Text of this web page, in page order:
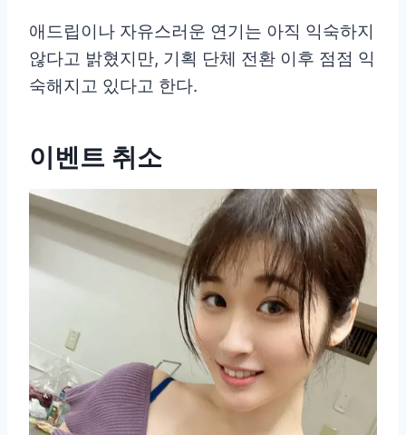
애드립이나 자유스러운 연기는 아직 익숙하지
않다고 밝혔지만, 기획 단체 전환 이후 점점 익
숙해지고 있다고 한다.
이벤트 취소